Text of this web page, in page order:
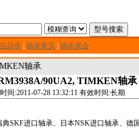
目录 轴承黄页 轴承展会
轴承
90UA2, TIMKEN轴承
间:2011-07-28 13:32:11 有效时间:长期
SKF进口轴承、日本NSK进口轴承、德